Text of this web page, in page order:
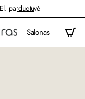
El. parduotuvė
Salonas